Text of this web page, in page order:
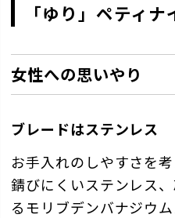
「ゆり」ペティ
女性への思いやり
ブレードはステンレス
お手入れのしやすさを
錆びにくいステンレス
るモリブデンバナジウ